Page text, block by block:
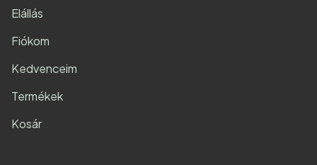
Elállás
Fiókom
Kedvenceim
Termékek
Kosár